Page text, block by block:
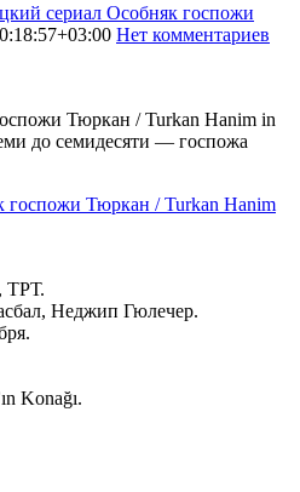
сериал Особняк госпожи
Нет комментариев
Тюркан / Turkan Hanim in
до семидесяти — госпожа
ТРТ.
Неджип Гюлечер.
Konağı.